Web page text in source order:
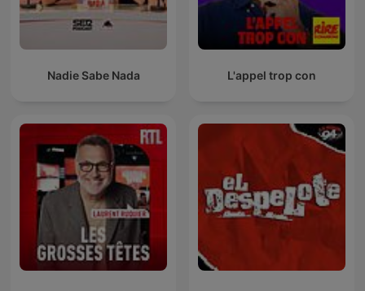
Nadie Sabe Nada L'appel trop con